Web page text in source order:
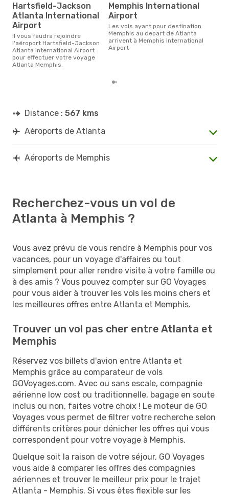
Hartsfield-Jackson
Atlanta International
Airport
Il vous faudra rejoindre
l'aéroport Hartsfield-Jackson
Atlanta International Airport
pour effectuer votre voyage
Atlanta Memphis.
Memphis International
Airport
Les vols ayant pour destination
Memphis au depart de Atlanta
arrivent à Memphis International
Airport
Distance : 567 kms
Aéroports de Atlanta
Aéroports de Memphis
Recherchez-vous un vol de
Atlanta à Memphis ?
Vous avez prévu de vous rendre à Memphis pour vos
vacances, pour un voyage d'affaires ou tout
simplement pour aller rendre visite à votre famille ou
à des amis ? Vous pouvez compter sur GO Voyages
pour vous aider à trouver les vols les moins chers et
les meilleures offres entre Atlanta et Memphis.
Trouver un vol pas cher entre Atlanta et
Memphis
Réservez vos billets d'avion entre Atlanta et
Memphis grâce au comparateur de vols
GOVoyages.com. Avec ou sans escale, compagnie
aérienne low cost ou traditionnelle, bagage en soute
inclus ou non, faites votre choix ! Le moteur de GO
Voyages vous permet de filtrer votre recherche selon
différents critères pour dénicher les offres qui vous
correspondent pour votre voyage à Memphis.
Quelque soit la raison de votre séjour, GO Voyages
vous aide à comparer les offres des compagnies
aériennes et trouver le meilleur prix pour le trajet
Atlanta - Memphis. Si vous êtes flexible sur les